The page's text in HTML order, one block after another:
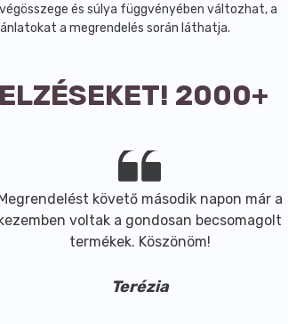
és súlya függvényében változhat, a
a megrendelés során láthatja.
2000+
követő második napon már a
voltak a gondosan becsomagolt
termékek. Köszönöm!
Terézia